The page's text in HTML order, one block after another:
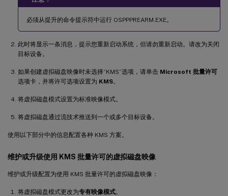
必须从提升的命令提示符中运行 OSPPPREARM.EXE。
此时将显示一条消息，提示您重新启动系统，但请勿重新启动。请改为关闭
目标设备。
如果创建虚拟磁盘映像时未选择“KMS”选项，请单击 Microsoft 批量许可
选项卡，并将许可选项设置为 KMS。
将虚拟磁盘模式设置为标准映像模式。
将虚拟磁盘通过流技术推送到一个或多个目标设备。
使用以下部分中的信息配置各种 KMS 方案。
维护或升级使用 KMS 批量许可的虚拟磁盘映像
维护或升级配置为使用 KMS 批量许可的虚拟磁盘映像：
将虚拟磁盘模式更改为专有映像模式。